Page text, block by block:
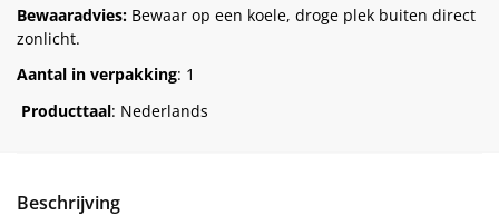
Bewaaradvies: Bewaar op een koele, droge plek buiten direct
zonlicht.
Aantal in verpakking: 1
Producttaal: Nederlands
Beschrijving